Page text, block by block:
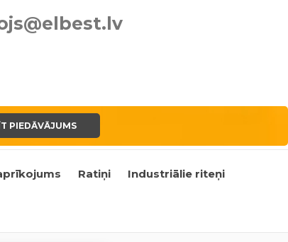
PIEDĀVĀJUMS
Ratiņi Industriālie riteņi